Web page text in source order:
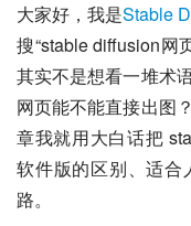
大家好，我是Stable
搜“stable diffusion网
其实不是想看一堆术
网页能不能直接出图
章我就用大白话把
软件版的区别、适合
路。